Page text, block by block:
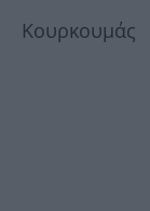
Κουρκουμάς